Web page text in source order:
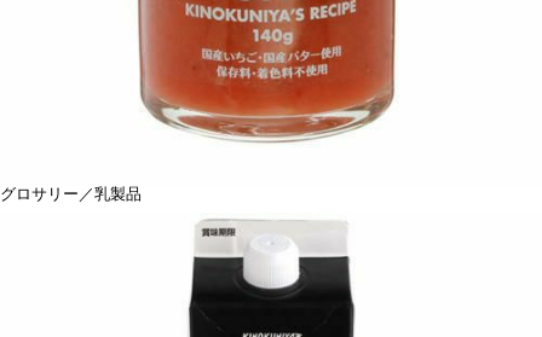
グロサリー／乳製品